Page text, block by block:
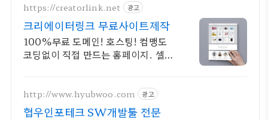
https://creatorlink.net 광고
크리에이터링크 무료사이트제작
100%무료 도메인! 호스팅! 컴맹도
코딩없이 직접 만드는 홈페이지. 셀프
http://www.hyubwoo.com 광고
협우인포테크 SW개발툴 전문